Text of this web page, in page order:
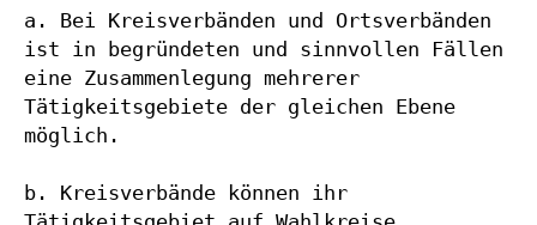
a. Bei Kreisverbänden und Ortsverbänden
ist in begründeten und sinnvollen Fällen
eine Zusammenlegung mehrerer
Tätigkeitsgebiete der gleichen Ebene
möglich.
b. Kreisverbände können ihr